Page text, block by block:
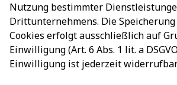
Nutzung bestimmter
Drittunternehmens. Die
Cookies erfolgt ausschließlich auf
Einwilligung (Art. 6 Abs. 1 lit. a
Einwilligung ist jederzeit